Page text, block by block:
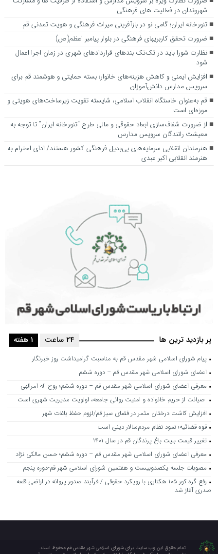
شهروندان در فعالیت های فرهنگی
تنورخانه ایران؛ گامی نو در بازآفرینی میراث فرهنگی و هویت تمدنی قم
ضرورت تحقق کاربری­های فرهنگی در بلوار پیامبر اعظم(ص)
نظارت شورا باید در تک‌تک بندهای قراردادهای شهری در زمان اجرا اعمال
شود
افزایش ایمنی و کاهش هزینه‌های خانوار؛ بسته حمایتی و هوشمند قم برای
سرویس مدارس دانش‌آموزان
قم به‌عنوان خاستگاه انقلاب اسلامی، شایسته تقویت زیرساخت‌های هویتی و
موزه‌ای است
از ضرورت شفاف‌سازی ابعاد حقوقی و مالی طرح “تنورخانه ایران” تا توجه به
معیشت رانندگان سرویس مدارس
هنرمندان انقلابی سرمایه‌های بی‌بدیل فرهنگی کشور هستند/ ادای احترام به
هنرمند انقلابی اکبر عبدی
پر بازدید ترین ها 1 هفته 24 ساعت
پیام شورای اسلامی شهر مقدس قم به مناسبت گرامیداشت روز خبرنگار
اعضای شورای اسلامی شهر مقدس قم – دوره ششم
معرفی اعضای شورای اسلامی شهر مقدس قم – دوره ششم؛ روح اله امرالهی
صیانت از حریم خانواده و امنیت روانی جامعه، اولویت مدیریت شهری است
افزایش کاشت درختان مثمر در فضای سبز قم/لزوم حفظ باغات شهر
قوه قضائیه؛ نمود نظام مردم‌سالار دینی است
تغییر قیمت بلیت باغ پرندگان قم در سال ۱۴۰۱
معرفی اعضای شورای اسلامی شهر مقدس قم – دوره ششم؛ حسن مالکی نژاد
مصوبات جلسه یکصدوبیست و هفتمین شورای اسلامی شهر قم-دوره پنجم
رفع گره کور ۱۰۵ هکتاری با رویکرد حقوقی / فرآیند صدور پروانه در اراضی قلعه
صدری آغاز شد
تمام حقوق این وب سایت برای شورای اسلامی شهر مقدس قم محفوظ است.